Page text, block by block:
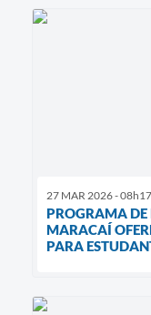
27 MAR 2026 - 08h17
PROGRAMA DE
MARACAÍ
PARA